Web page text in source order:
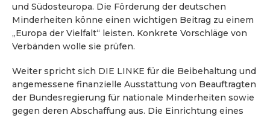
und Südosteuropa. Die Förderung der deutschen
Minderheiten könne einen wichtigen Beitrag zu einem
„Europa der Vielfalt“ leisten. Konkrete Vorschläge von
Verbänden wolle sie prüfen.
Weiter spricht sich DIE LINKE für die Beibehaltung und
angemessene finanzielle Ausstattung von Beauftragten
der Bundesregierung für nationale Minderheiten sowie
gegen deren Abschaffung aus. Die Einrichtung eines